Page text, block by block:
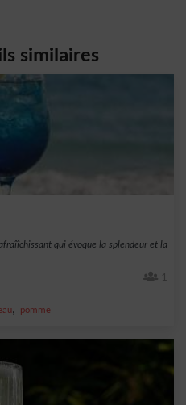
similaires
qui évoque la splendeur et la
1
, pomme